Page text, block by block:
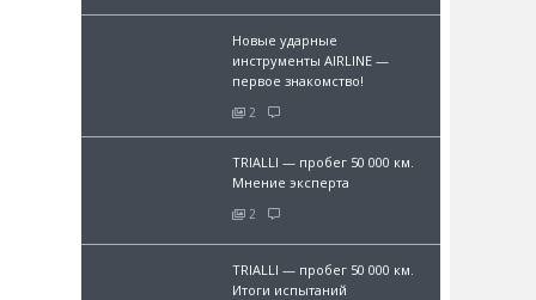
Новые ударные
инструменты AIRLINE —
первое знакомство!
2
TRIALLI — пробег 50 000 км.
Мнение эксперта
2
TRIALLI — пробег 50 000 км.
Итоги испытаний